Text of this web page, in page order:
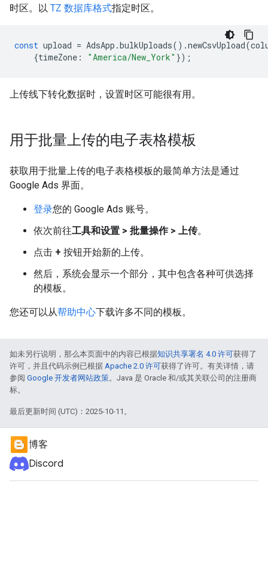
时区。以 TZ 数据库格式指定时区。
const upload = AdsApp .bulkUploads().newCsvUpload(
{timeZone : "America/New_York" });
上传线下转化数据时，设置时区可能很有用。
用于批量上传的电子表格模板
获取用于批量上传的电子表格模板的最简单方法是通过
Google Ads 界面。
登录您的 Google Ads 账号。
依次前往工具和设置 > 批量操作 > 上传。
点击 + 按钮开始新的上传。
然后，系统会显示一个部分，其中包含各种可供选择
的模板。
您还可以从帮助中心下载许多不同的模板。
如未另行说明，那么本页面中的内容已根据知识共享署名 4.0 许可获得了
许可，并且代码示例已根据 Apache 2.0 许可获得了许可。有关详情，请
参阅 Google 开发者网站政策。Java 是 Oracle 和/或其关联公司的注册商
标。
最后更新时间 (UTC)：2025-10-11。
博客
Discord